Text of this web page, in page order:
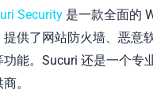
Security 是一款全面的
提供了网站防火墙、恶意
功能。Sucuri 还是一个专
。